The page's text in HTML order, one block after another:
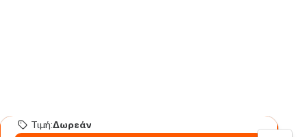
Τιμή:Δωρεάν